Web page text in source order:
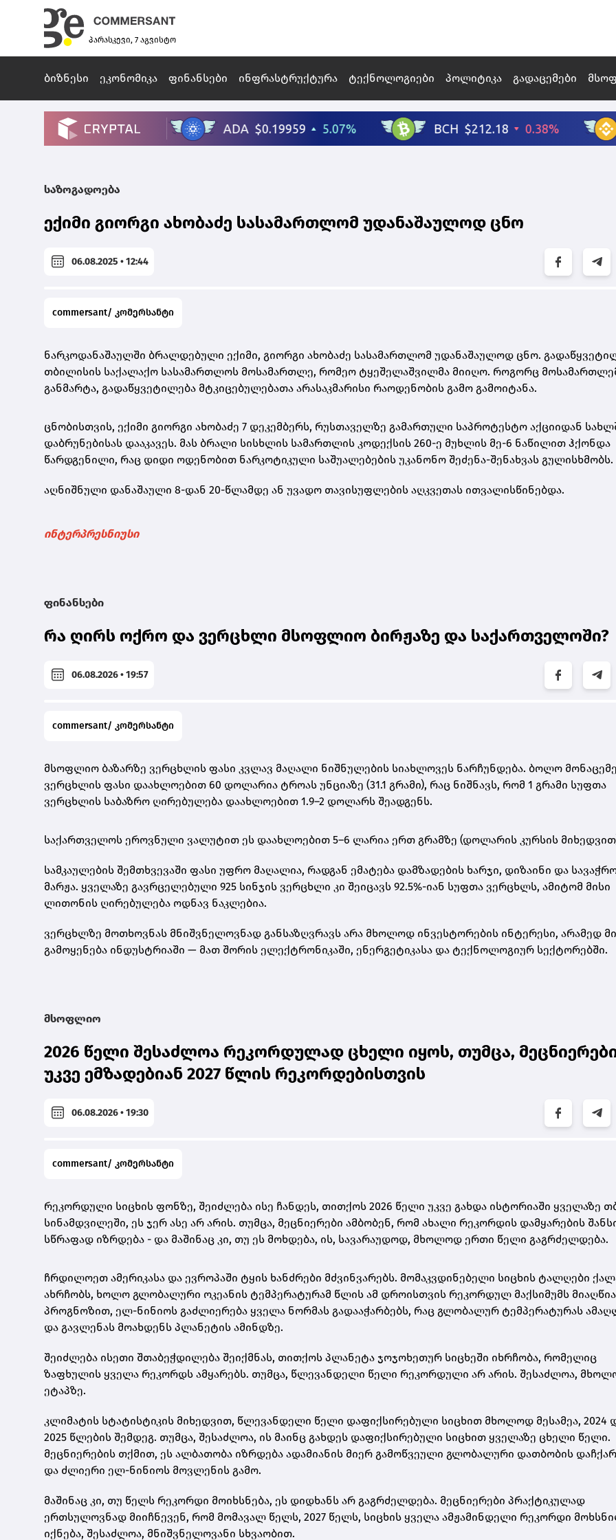
პარასკევი, 7 აგვისტო
ბიზნესი ეკონომიკა ფინანსები ინფრასტრუქტურა ტექნოლოგიები პოლიტიკა გადაცემები
საზოგადოება
ექიმი გიორგი ახობაძე სასამართლომ უდანაშაულოდ ცნო
06.08.2025 • 12:44
commersant/ კომერსანტი
ნარკოდანაშაულში ბრალდებული ექიმი, გიორგი ახობაძე სასამართლომ უდანაშაულოდ ცნო.
თბილისის საქალაქო სასამართლოს მოსამართლე, რომეო ტყეშელაშვილმა მიიღო. როგორც
განმარტა, გადაწყვეტილება მტკიცებულებათა არასაკმარისი რაოდენობის გამო გამოიტანა.
ცნობისთვის, ექიმი გიორგი ახობაძე 7 დეკემბერს, რუსთაველზე გამართული საპროტესტო აქციიდან
დაბრუნებისას დააკავეს. მას ბრალი სისხლის სამართლის კოდექსის 260-ე მუხლის მე-6 ნაწილით ჰქონდა
წარდგენილი, რაც დიდი ოდენობით ნარკოტიკული საშუალებების უკანონო შეძენა-შენახვას გულისხმობს.
აღნიშნული დანაშაული 8-დან 20-წლამდე ან უვადო თავისუფლების აღკვეთას ითვალისწინებდა.
ინტერპრესნიუსი
ფინანსები
რა ღირს ოქრო და ვერცხლი მსოფლიო ბირჟაზე და საქართველოში?
06.08.2026 • 19:57
commersant/ კომერსანტი
მსოფლიო ბაზარზე ვერცხლის ფასი კვლავ მაღალი ნიშნულების სიახლოვეს ნარჩუნდება. ბოლო
ვერცხლის ფასი დაახლოებით 60 დოლარია ტროას უნციაზე (31.1 გრამი), რაც ნიშნავს, რომ 1 გრამი სუფთა
ვერცხლის საბაზრო ღირებულება დაახლოებით 1.9–2 დოლარს შეადგენს.
საქართველოს ეროვნული ვალუტით ეს დაახლოებით 5–6 ლარია ერთ გრამზე (დოლარის კურსის
სამკაულების შემთხვევაში ფასი უფრო მაღალია, რადგან ემატება დამზადების ხარჯი, დიზაინი და
მარჟა. ყველაზე გავრცელებული 925 სინჯის ვერცხლი კი შეიცავს 92.5%-იან სუფთა ვერცხლს, ამიტომ მისი
ლითონის ღირებულება ოდნავ ნაკლებია.
ვერცხლზე მოთხოვნას მნიშვნელოვნად განსაზღვრავს არა მხოლოდ ინვესტორების ინტერესი, არამედ
გამოყენება ინდუსტრიაში — მათ შორის ელექტრონიკაში, ენერგეტიკასა და ტექნოლოგიურ სექტორებში.
მსოფლიო
2026 წელი შესაძლოა რეკორდულად ცხელი იყოს, თუმცა,
უკვე ემზადებიან 2027 წლის რეკორდებისთვის
06.08.2026 • 19:30
commersant/ კომერსანტი
რეკორდული სიცხის ფონზე, შეიძლება ისე ჩანდეს, თითქოს 2026 წელი უკვე გახდა ისტორიაში ყველაზე
სინამდვილეში, ეს ჯერ ასე არ არის. თუმცა, მეცნიერები ამბობენ, რომ ახალი რეკორდის დამყარების
სწრაფად იზრდება - და მაშინაც კი, თუ ეს მოხდება, ის, სავარაუდოდ, მხოლოდ ერთი წელი გაგრძელდება.
ჩრდილოეთ ამერიკასა და ევროპაში ტყის ხანძრები მძვინვარებს. მომაკვდინებელი სიცხის ტალღები
ახრჩობს, ხოლო გლობალური ოკეანის ტემპერატურამ წლის ამ დროისთვის რეკორდულ მაქსიმუმს
პროგნოზით, ელ-ნინიოს გაძლიერება ყველა ნორმას გადააჭარბებს, რაც გლობალურ ტემპერატურას
და გავლენას მოახდენს პლანეტის ამინდზე.
შეიძლება ისეთი შთაბეჭდილება შეიქმნას, თითქოს პლანეტა ჯოჯოხეთურ სიცხეში იხრჩობა, რომელიც
ზაფხულის ყველა რეკორდს ამყარებს. თუმცა, წლევანდელი წელი რეკორდული არ არის. შესაძლოა,
ეტაპზე.
კლიმატის სტატისტიკის მიხედვით, წლევანდელი წელი დაფიქსირებული სიცხით მხოლოდ მესამეა, 2024
2025 წლების შემდეგ. თუმცა, შესაძლოა, ის მაინც გახდეს დაფიქსირებული სიცხით ყველაზე ცხელი წელი.
მეცნიერების თქმით, ეს ალბათობა იზრდება ადამიანის მიერ გამოწვეული გლობალური დათბობის
და ძლიერი ელ-ნინიოს მოვლენის გამო.
მაშინაც კი, თუ წელს რეკორდი მოიხსნება, ეს დიდხანს არ გაგრძელდება. მეცნიერები პრაქტიკულად
ერთსულოვნად მიიჩნევენ, რომ მომავალ წელს, 2027 წელს, სიცხის ყველა ამჟამინდელი რეკორდი
იქნება, შესაძლოა, მნიშვნელოვანი სხვაობით.